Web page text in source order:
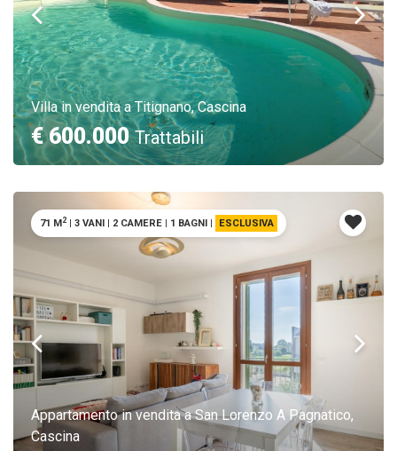
Villa in vendita a Titignano, Cascina
€ 600.000Trattabili
Appartamento in vendita a San Lorenzo A Pagnatico,
Cascina
71 M2 | 3 VANI | 2 CAMERE | 1 BAGNI | ESCLUSIVA